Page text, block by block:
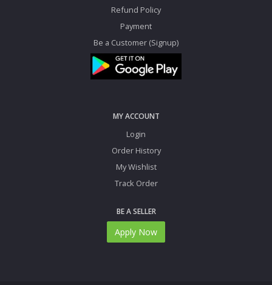
Refund Policy
Payment
Be a Customer (Signup)
MY ACCOUNT
Login
Order History
My Wishlist
Track Order
BE A SELLER
Apply Now